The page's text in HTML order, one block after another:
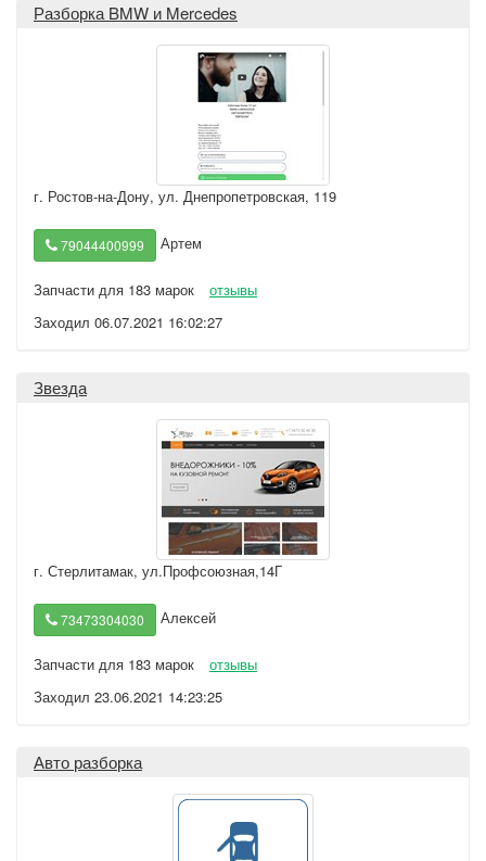
Разборка BMW и Mercedes
г. Ростов-на-Дону, ул. Днепропетровская, 119
79044400999 Артем
Запчасти для 183 марок
отзывы
Заходил 06.07.2021 16:02:27
Звезда
г. Стерлитамак, ул.Профсоюзная,14Г
73473304030 Алексей
Запчасти для 183 марок
отзывы
Заходил 23.06.2021 14:23:25
Авто разборка